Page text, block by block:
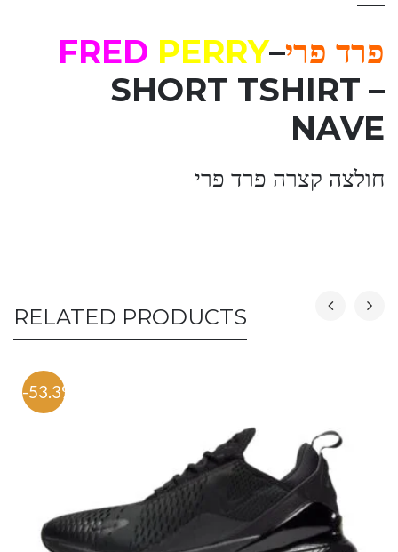
פרד פרי–
FRED PERRY
SHORT TSHIRT –
NAVE
חולצה קצרה פרד פרי
RELATED PRODUCTS
-53.3%